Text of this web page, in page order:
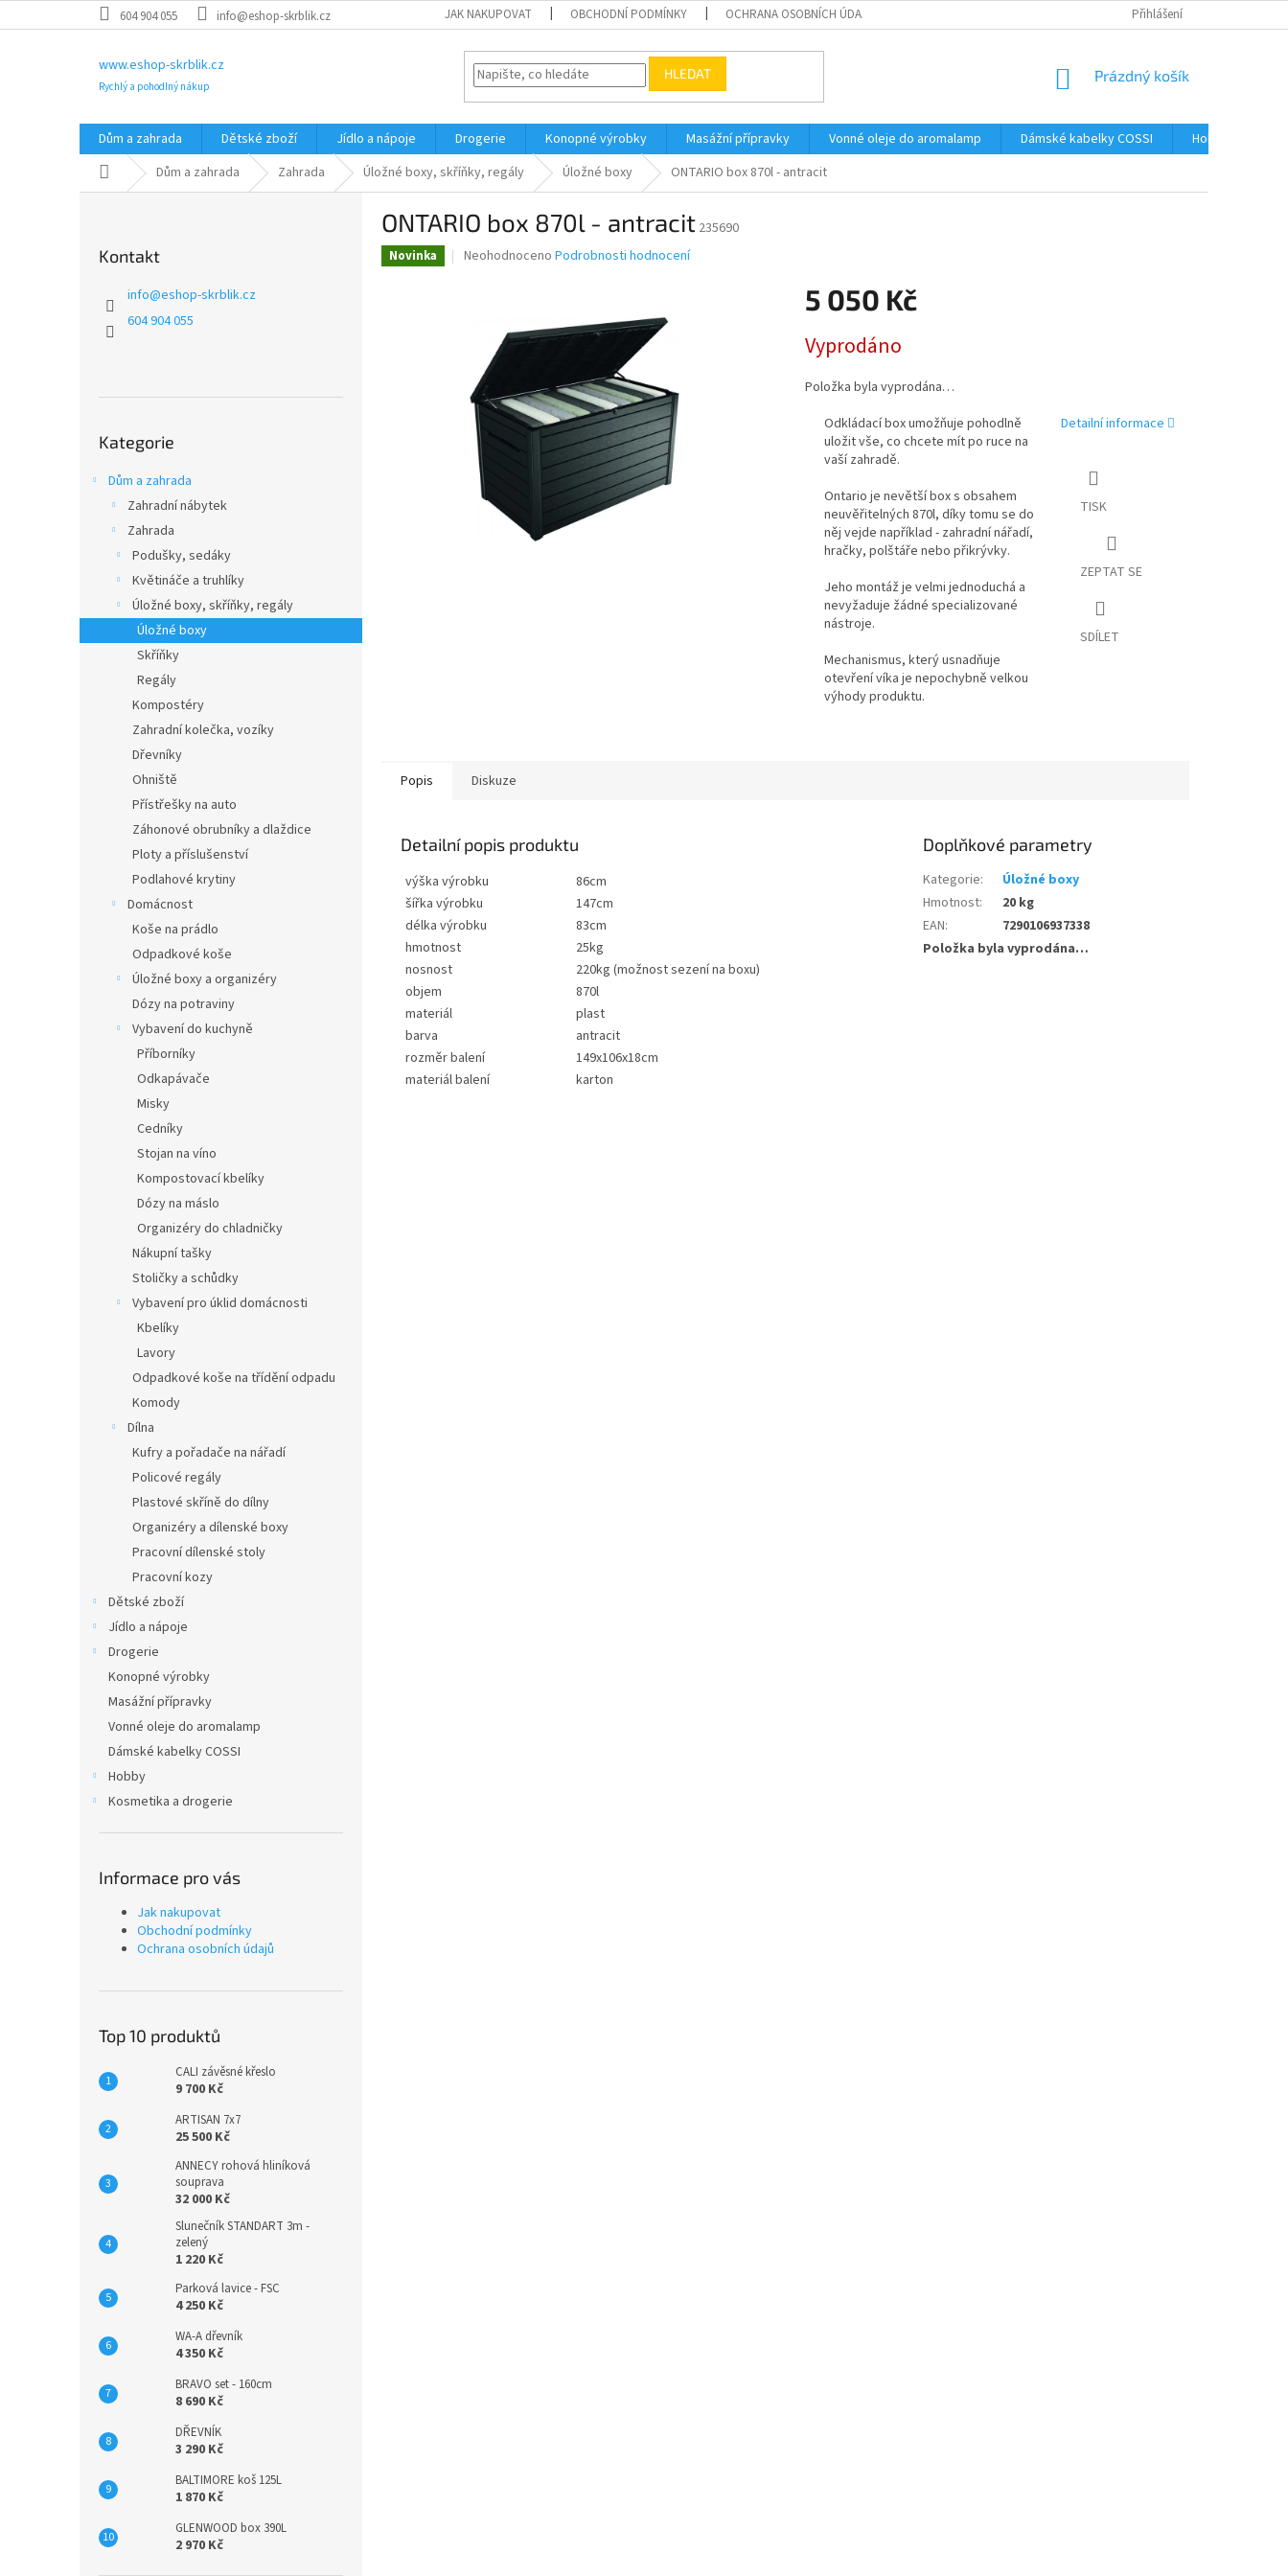
na
604 904 055 info@eshop-skrblik.cz JAK NAKUPOVAT OBCHODNÍ PODMÍNKY OCHRANA OSOBNÍCH ÚDAJŮ Přihlášení
www.eshop-skrblik.cz
Rychlý a pohodlný nákup
HLEDAT
NÁKUPNÍ
Prázdný košík
Dům a zahrada Dětské zboží Jídlo a nápoje Drogerie Konopné výrobky Masážní přípravky Vonné oleje do aromalamp Dámské kabelky COSSI Hobby
Domů Dům a zahrada Zahrada Úložné boxy, skříňky, regály Úložné boxy ONTARIO box 870l - antracit
Kontakt
info@eshop-skrblik.cz
604 904 055
kategorie
Kategorie
Dům a zahrada
Zahradní nábytek
Zahrada
Podušky, sedáky
Květináče a truhlíky
Úložné boxy, skříňky, regály
Úložné boxy
Skříňky
Regály
Kompostéry
Zahradní kolečka, vozíky
Dřevníky
Ohniště
Přístřešky na auto
Záhonové obrubníky a dlaždice
Ploty a příslušenství
Podlahové krytiny
Domácnost
Koše na prádlo
Odpadkové koše
Úložné boxy a organizéry
Dózy na potraviny
Vybavení do kuchyně
Příborníky
Odkapávače
Misky
Cedníky
Stojan na víno
Kompostovací kbelíky
Dózy na máslo
Organizéry do chladničky
Nákupní tašky
Stoličky a schůdky
Vybavení pro úklid domácnosti
Kbelíky
Lavory
Odpadkové koše na třídění odpadu
Komody
Dílna
Kufry a pořadače na nářadí
Policové regály
Plastové skříně do dílny
Organizéry a dílenské boxy
Pracovní dílenské stoly
Pracovní kozy
Dětské zboží
Jídlo a nápoje
Drogerie
Konopné výrobky
Masážní přípravky
Vonné oleje do aromalamp
Dámské kabelky COSSI
Hobby
Kosmetika a drogerie
Informace pro vás
Jak nakupovat
Obchodní podmínky
Ochrana osobních údajů
Top 10 produktů
CALI závěsné křeslo
9 700 Kč
ARTISAN 7x7
25 500 Kč
ANNECY rohová hliníková
souprava
32 000 Kč
Slunečník STANDART 3m -
zelený
1 220 Kč
Parková lavice - FSC
4 250 Kč
WA-A dřevník
4 350 Kč
BRAVO set - 160cm
8 690 Kč
DŘEVNÍK
3 290 Kč
BALTIMORE koš 125L
1 870 Kč
GLENWOOD box 390L
2 970 Kč
ONTARIO box 870l - antracit 235690
Novinka
Průměrné
hvězdiček.
Neohodnoceno Podrobnosti hodnocení
5 050 Kč
cena:
Vyprodáno
Položka byla vyprodána…
Odkládací box umožňuje pohodlně
uložit vše, co chcete mít po ruce na
vaší zahradě.
Ontario je nevětší box s obsahem
neuvěřitelných 870l, díky tomu se do
něj vejde například - zahradní nářadí,
hračky, polštáře nebo přikrývky.
Jeho montáž je velmi jednoduchá a
nevyžaduje žádné specializované
nástroje.
Mechanismus, který usnadňuje
otevření víka je nepochybně velkou
výhody produktu.
Detailní informace
TISK
ZEPTAT SE
SDÍLET
Popis Diskuze
Detailní popis produktu
výška výrobku
86cm
šířka výrobku
147cm
délka výrobku
83cm
hmotnost
25kg
nosnost
220kg (možnost sezení na boxu)
objem
870l
materiál
plast
barva
antracit
rozměr balení
149x106x18cm
materiál balení
karton
Doplňkové parametry
Kategorie:
Úložné boxy
Hmotnost:
20 kg
EAN:
7290106937338
Položka byla vyprodána…